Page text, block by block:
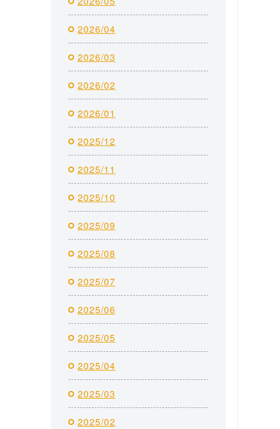
2026/04
2026/03
2026/02
2026/01
2025/12
2025/11
2025/10
2025/09
2025/08
2025/07
2025/06
2025/05
2025/04
2025/03
2025/02